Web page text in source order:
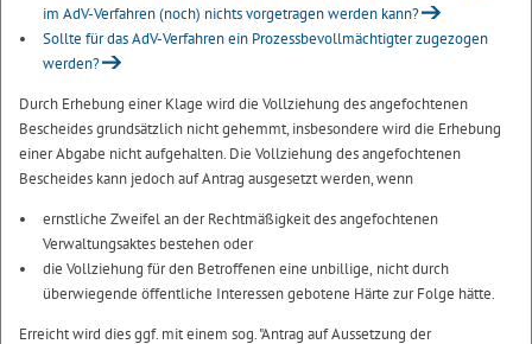
im AdV-Verfahren (noch) nichts vorgetragen werden kann?
Sollte für das AdV-Verfahren ein Prozessbevollmächtigter zugezogen
werden?
Durch Erhebung einer Klage wird die Vollziehung des angefochtenen
Bescheides grundsätzlich nicht gehemmt, insbesondere wird die Erhebung
einer Abgabe nicht aufgehalten. Die Vollziehung des angefochtenen
Bescheides kann jedoch auf Antrag ausgesetzt werden, wenn
ernstliche Zweifel an der Rechtmäßigkeit des angefochtenen
Verwaltungsaktes bestehen oder
die Vollziehung für den Betroffenen eine unbillige, nicht durch
überwiegende öffentliche Interessen gebotene Härte zur Folge hätte.
Erreicht wird dies ggf. mit einem sog. "Antrag auf Aussetzung der